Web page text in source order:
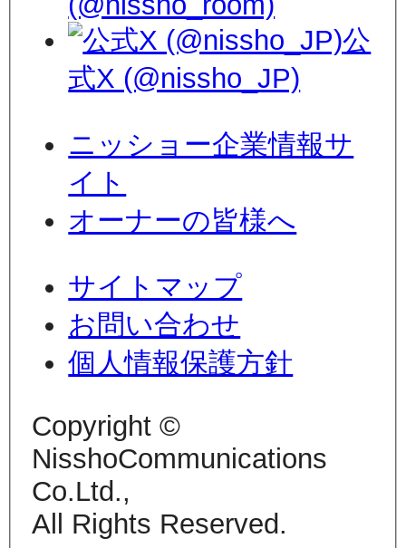
公
式X (@nissho_JP)
ニッショー企業情報サ
イト
オーナーの皆様へ
サイトマップ
お問い合わせ
個人情報保護方針
Copyright ©
NisshoCommunications
Co.Ltd.,
All Rights Reserved.